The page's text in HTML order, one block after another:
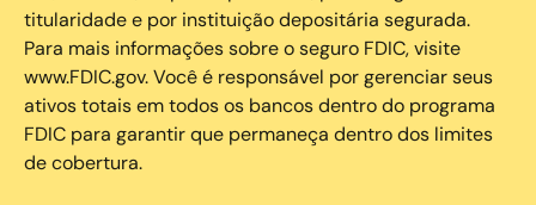
titularidade e por instituição depositária segurada.
Para mais informações sobre o seguro FDIC, visite
www.FDIC.gov. Você é responsável por gerenciar seus
ativos totais em todos os bancos dentro do programa
FDIC para garantir que permaneça dentro dos limites
de cobertura.